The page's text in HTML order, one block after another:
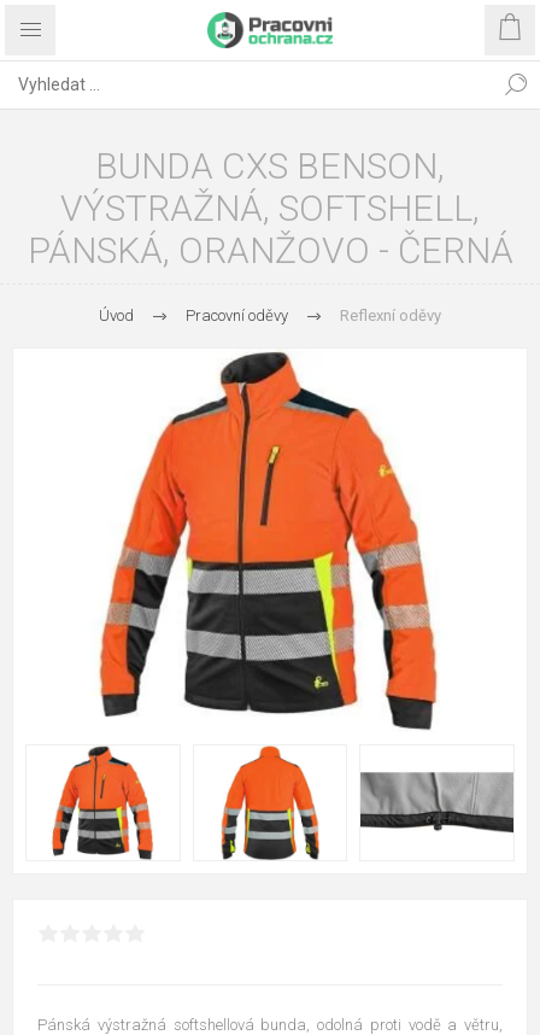
BUNDA CXS BENSON,
VÝSTRAŽNÁ, SOFTSHELL,
PÁNSKÁ, ORANŽOVO - ČERNÁ
Úvod Pracovní oděvy Reflexní oděvy
Pánská výstražná softshellová bunda, odolná proti vodě a větru,